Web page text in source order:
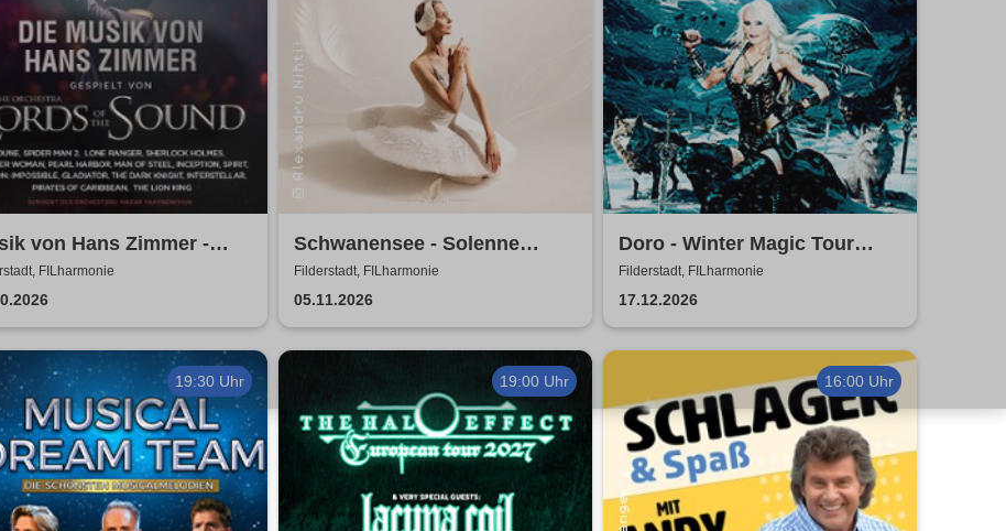
von Hans Zimmer -
von Lords of the
FILharmonie
Schwanensee - Solenne
Ballet Classique
Filderstadt, FILharmonie
05.11.2026
Doro - Winter Magic Tour
2026
Filderstadt, FILharmonie
17.12.2026
19:30 Uhr 19:00 Uhr 16:00 Uhr